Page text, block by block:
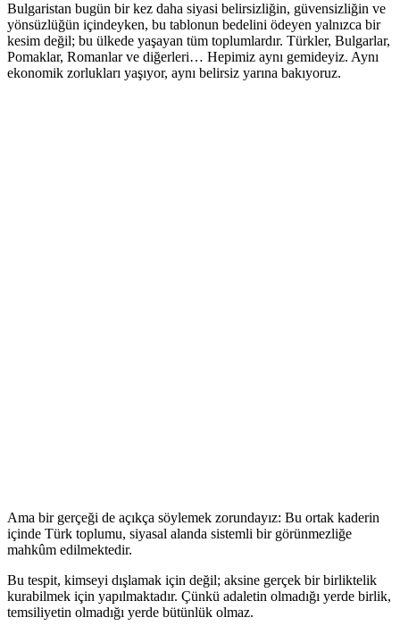
Bulgaristan bugün bir kez daha siyasi belirsizliğin, güvensizliğin ve
yönsüzlüğün içindeyken, bu tablonun bedelini ödeyen yalnızca bir
kesim değil; bu ülkede yaşayan tüm toplumlardır. Türkler, Bulgarlar,
Pomaklar, Romanlar ve diğerleri… Hepimiz aynı gemideyiz. Aynı
ekonomik zorlukları yaşıyor, aynı belirsiz yarına bakıyoruz.
Ama bir gerçeği de açıkça söylemek zorundayız: Bu ortak kaderin
içinde Türk toplumu, siyasal alanda sistemli bir görünmezliğe
mahkûm edilmektedir.
Bu tespit, kimseyi dışlamak için değil; aksine gerçek bir birliktelik
kurabilmek için yapılmaktadır. Çünkü adaletin olmadığı yerde birlik,
temsiliyetin olmadığı yerde bütünlük olmaz.